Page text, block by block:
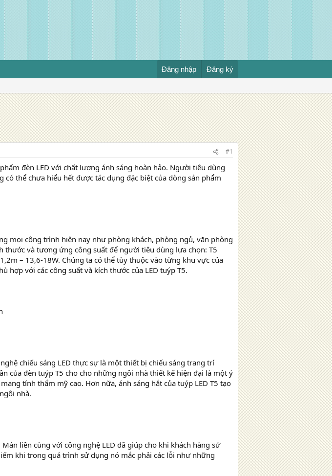
Đăng nhập Đăng ký
#1
đèn LED với chất lượng ánh sáng hoàn hảo. Người tiêu dùng
có thể chưa hiểu hết được tác dụng đặc biệt của dòng sản phẩm
mọi công trình hiện nay như phòng khách, phòng ngủ, văn phòng
thước và tương ứng công suất để người tiêu dùng lựa chọn: T5
– 13,6-18W. Chúng ta có thể tùy thuộc vào từng khu vực của
hợp với các công suất và kích thước của LED tuýp T5.
chiếu sáng LED thực sự là một thiết bị chiếu sáng trang trí
của đèn tuýp T5 cho cho những ngôi nhà thiết kế hiện đại là một ý
tính thẩm mỹ cao. Hơn nữa, ánh sáng hắt của tuýp LED T5 tạo
nhà.
liền cùng với công nghệ LED đã giúp cho khi khách hàng sử
khi trong quá trình sử dụng nó mắc phải các lỗi như những